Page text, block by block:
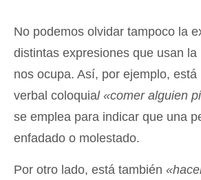
No podemos olvidar tampoco la
distintas expresiones que usan la
nos ocupa. Así, por ejemplo, está
verbal coloquial «comer alguien
se emplea para indicar que una
enfadado o molestado.
Por otro lado, está también